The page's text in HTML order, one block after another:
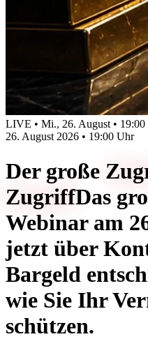
LIVE • Mi., 26. August •
26. August 2026 • 19:00 Uhr
Der große
ZugriffDas
Webinar am
jetzt über
Bargeld
wie Sie Ihr
schützen.